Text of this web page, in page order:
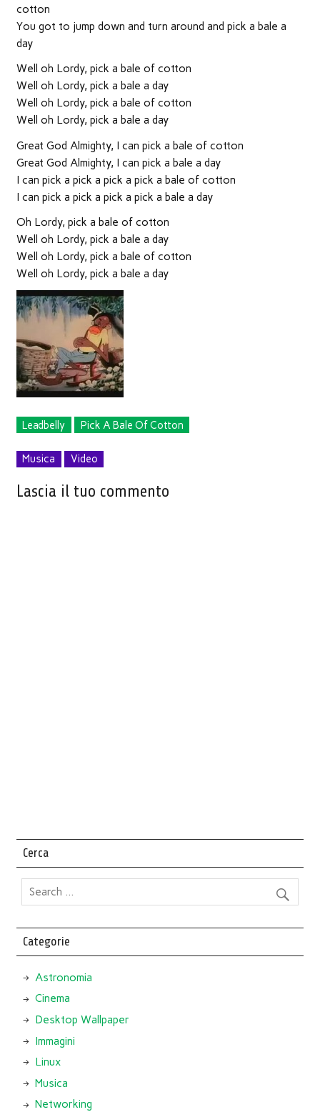
cotton
You got to jump down and turn around and pick a bale a
day
Well oh Lordy, pick a bale of cotton
Well oh Lordy, pick a bale a day
Well oh Lordy, pick a bale of cotton
Well oh Lordy, pick a bale a day
Great God Almighty, I can pick a bale of cotton
Great God Almighty, I can pick a bale a day
I can pick a pick a pick a pick a bale of cotton
I can pick a pick a pick a pick a bale a day
Oh Lordy, pick a bale of cotton
Well oh Lordy, pick a bale a day
Well oh Lordy, pick a bale of cotton
Well oh Lordy, pick a bale a day
Leadbelly Pick A Bale Of Cotton
Musica Video
Lascia il tuo commento
Cerca
Categorie
Astronomia
Cinema
Desktop Wallpaper
Immagini
Linux
Musica
Networking